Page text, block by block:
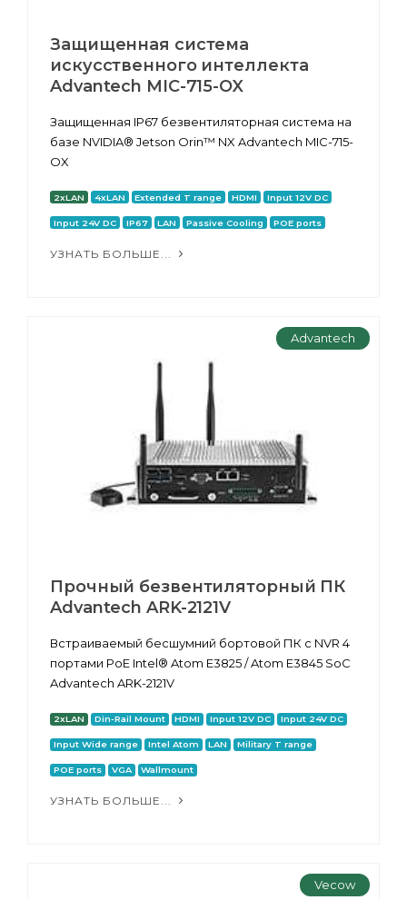
Защищенная система
искусственного интеллекта
Advantech MIC-715-OX
Защищенная IP67 безвентиляторная система на
базе NVIDIA® Jetson Orin™ NX Advantech MIC-715-
OX
2xLAN 4xLAN Extended T range HDMI Input 12V DC
Input 24V DC IP67 LAN Passive Cooling POE ports
УЗНАТЬ БОЛЬШЕ...
Advantech
Прочный безвентиляторный ПК
Advantech ARK-2121V
Встраиваемый бесшумний бортовой ПК с NVR 4
портами PoE Intel® Atom E3825 / Atom E3845 SoC
Advantech ARK-2121V
2xLAN Din-Rail Mount HDMI Input 12V DC Input 24V DC
Input Wide range Intel Atom LAN Military T range
POE ports VGA Wallmount
УЗНАТЬ БОЛЬШЕ...
Vecow